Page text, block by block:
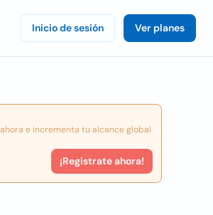
Inicio de sesión Ver planes
e incrementa tu alcance global
¡Registrate ahora!